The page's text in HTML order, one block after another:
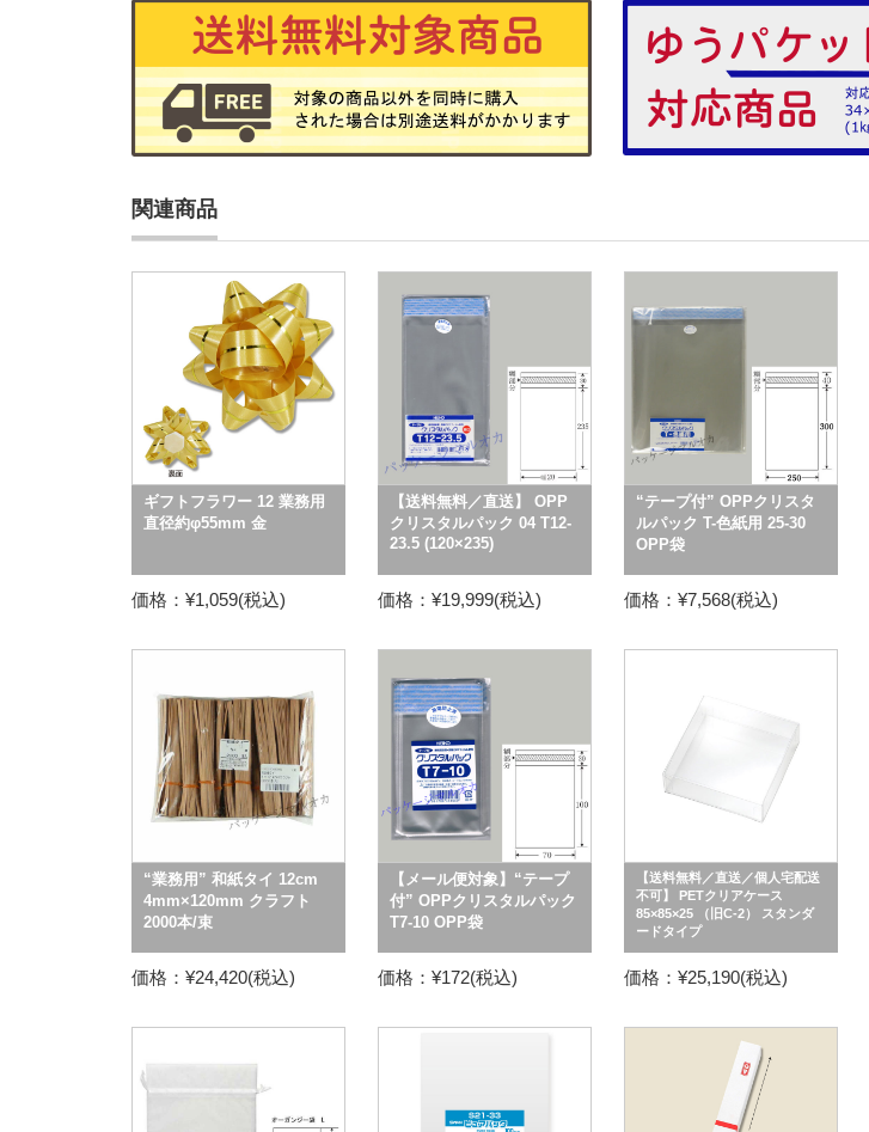
関連商品
ギフトフラワー 12 業務用
直径約φ55mm 金
価格：¥1,059(税込)
【送料無料／直送】 OPP
クリスタルパック 04 T12-
23.5 (120×235)
価格：¥19,999(税込)
“テープ付” OPPクリスタ
ルパック T-色紙用 25-30
OPP袋
価格：¥7,568(税込)
“業務用” 和紙タイ 12cm
4mm×120mm クラフト
2000本/束
価格：¥24,420(税込)
【メール便対象】“テープ
付” OPPクリスタルパック
T7-10 OPP袋
価格：¥172(税込)
【送料無料／直送／個人宅配送
不可】 PETクリアケース
85×85×25 （旧C-2） スタンダ
ードタイプ
価格：¥25,190(税込)